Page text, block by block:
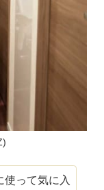
使って気に入